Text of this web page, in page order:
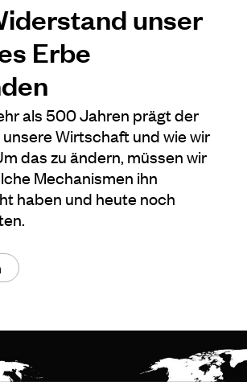
unser
Erbe
als 500 Jahren prägt der
Wirtschaft und wie wir
das zu ändern, müssen wir
Mechanismen ihn
haben und heute noch